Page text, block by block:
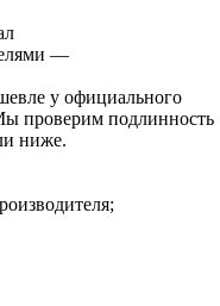
—
у официального
проверим подлинность
ниже.